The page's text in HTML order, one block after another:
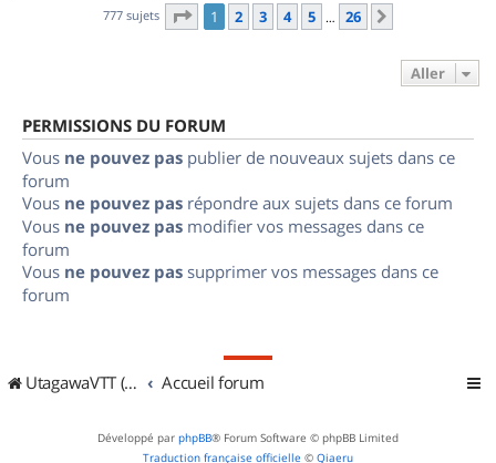
777 sujets Page 1sur
1 2 3 4 5 … 26
Aller
PERMISSIONS DU FORUM
Vous ne pouvez pas publier de nouveaux sujets dans ce
forum
Vous ne pouvez pas répondre aux sujets dans ce forum
Vous ne pouvez pas modifier vos messages dans ce
forum
Vous ne pouvez pas supprimer vos messages dans ce
forum
UtagawaVTT (Randos VTT et VTTAE avec traces GPS) Accueil forum
Développé par phpBB® Forum Software © phpBB Limited
Traduction française officielle © Qiaeru